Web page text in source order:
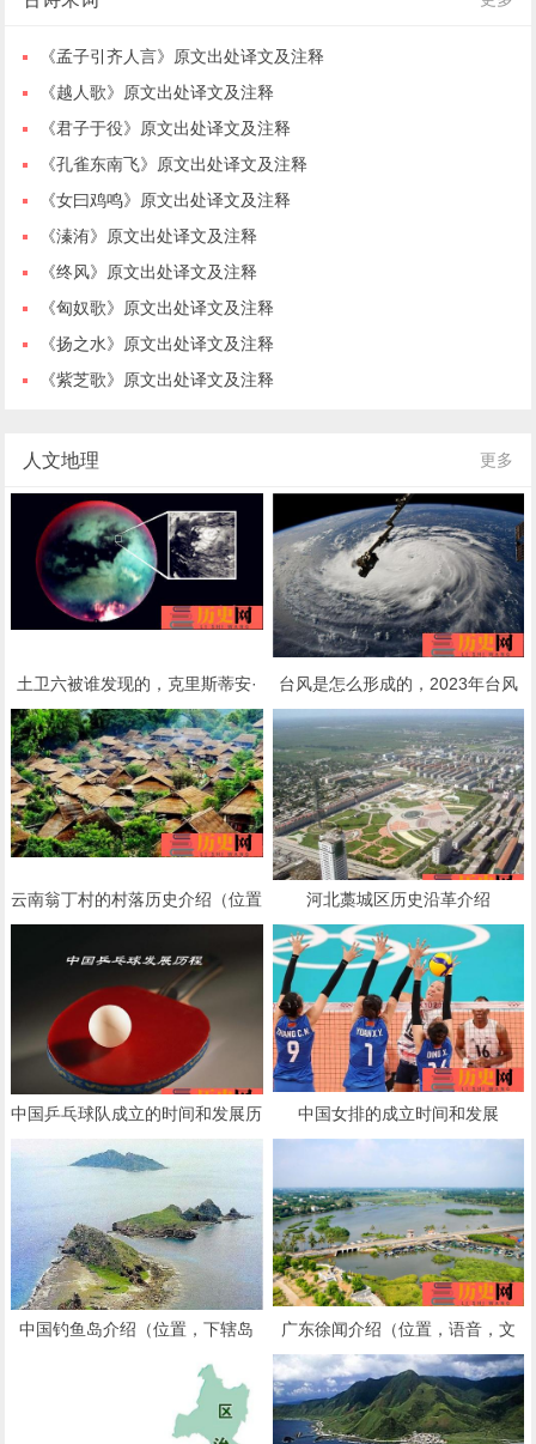
《孟子引齐人言》原文出处译文及注释
《越人歌》原文出处译文及注释
《君子于役》原文出处译文及注释
《孔雀东南飞》原文出处译文及注释
《女曰鸡鸣》原文出处译文及注释
《溱洧》原文出处译文及注释
《终风》原文出处译文及注释
《匈奴歌》原文出处译文及注释
《扬之水》原文出处译文及注释
《紫芝歌》原文出处译文及注释
人文地理 更多
土卫六被谁发现的，克里斯蒂安·
惠更斯如何发现土卫六
台风是怎么形成的，2023年台风
为什么越来越多
云南翁丁村的村落历史介绍（位置
河北藁城区历史沿革介绍
中国乒乓球队成立的时间和发展历
程
中国女排的成立时间和发展
中国钓鱼岛介绍（位置，下辖岛
屿，自然资源，战略价值）
广东徐闻介绍（位置，语音，文
化，气候，旅游景点）